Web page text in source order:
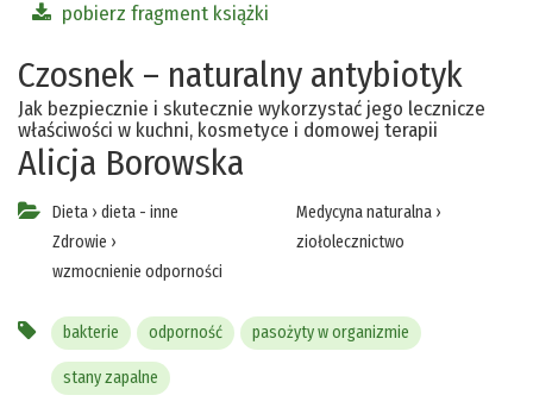
pobierz fragment książki
Czosnek – naturalny antybiotyk
Jak bezpiecznie i skutecznie wykorzystać jego lecznicze
właściwości w kuchni, kosmetyce i domowej terapii
Alicja Borowska
Dieta › dieta - inne
Zdrowie ›
wzmocnienie odporności
Medycyna naturalna›
ziołolecznictwo
bakterie odporność pasożyty w organizmie
stany zapalne